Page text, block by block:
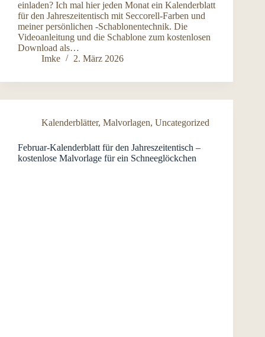
einladen? Ich mal hier jeden Monat ein Kalenderblatt
für den Jahreszeitentisch mit Seccorell-Farben und
meiner persönlichen -Schablonentechnik. Die
Videoanleitung und die Schablone zum kostenlosen
Download als…
Imke
2. März 2026
Kalenderblätter, Malvorlagen, Uncategorized
Februar-Kalenderblatt für den Jahreszeitentisch –
kostenlose Malvorlage für ein Schneeglöckchen